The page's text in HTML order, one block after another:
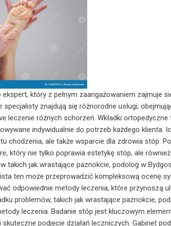
który z pełnym zaangażowaniem zajmuje
specjalisty znajdują się różnorodne usługi,
leczenie różnych schorzeń. Wkładki
indywidualnie do potrzeb każdego klienta.
chodzenia, ale także wsparcie dla zdrowia stóp.
który nie tylko poprawia estetykę stóp, ale
takich jak wrastające paznokcie, podolog w
ten może przeprowadzić kompleksową ocenę
odpowiednie metody leczenia, które przynoszą
problemów, takich jak wrastające paznokcie,
leczenia. Badanie stóp jest kluczowym
podjęcie działań leczniczych. Gabinet